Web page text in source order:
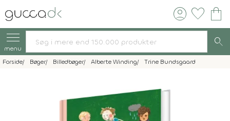
account_circle favorite shopping_bag
menu search
Forside Bøger Billedbøger Alberte Winding Trine Bundsgaard